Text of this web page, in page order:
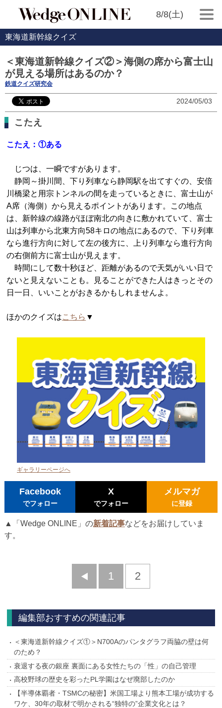
8/8(土)
東海道新幹線クイズ
＜東海道新幹線クイズ②＞海側の席から富士山
が見える場所はあるのか？
鉄道クイズ研究会
2024/05/03
こたえ
こたえ：①ある
じつは、一瞬ですがあります。
静岡～掛川間、下り列車なら静岡駅を出てすぐの、安倍
川橋梁と用宗トンネルの間を走っているときに、富士山が
A席（海側）から見えるポイントがあります。この地点
は、新幹線の線路がほぼ南北の向きに敷かれていて、富士
山は列車から北東方向58キロの地点にあるので、下り列車
なら進行方向に対して左の後方に、上り列車なら進行方向
の右側前方に富士山が見えます。
時間にして数十秒ほど、距離があるので天気がいい日で
ないと見えないことも。見ることができた人はきっとその
日一日、いいことがおきるかもしれませんよ。
ほかのクイズはこちら ▼
ギャラリーページへ
Facebook
でフォロー
X
でフォロー
メルマガ
に登録
▲「Wedge ONLINE」の新着記事などをお届けしていま
す。
前
1 2
編集部おすすめの関連記事
＜東海道新幹線クイズ①＞N700Aのパンタグラフ両脇の壁は何
のため？
衰退する夜の銀座 裏面にある女性たちの「性」の自己管理
高校野球の歴史を彩ったPL学園はなぜ廃部したのか
【半導体覇者・TSMCの秘密】米国工場より熊本工場が成功する
ワケ、30年の取材で明かされる“独特の”企業文化とは？